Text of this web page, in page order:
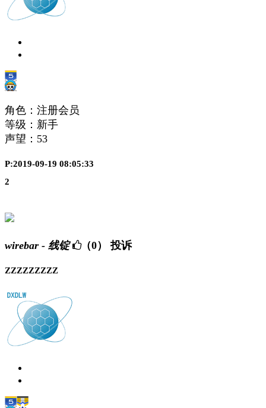
角色：注册会员
等级：新手
声望： 53
P:2019-09-19 08:05:33
2
wirebar - 线锭 （0） 投诉
ZZZZZZZZZ